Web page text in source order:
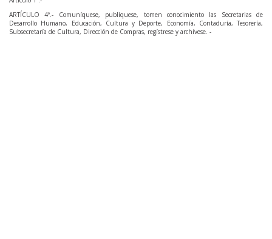
ARTÍCULO 4º.- Comuníquese, publíquese, tomen conocimiento las Secretarias de
Desarrollo Humano, Educación, Cultura y Deporte, Economía, Contaduría, Tesorería,
Subsecretaría de Cultura, Dirección de Compras, regístrese y archívese. -